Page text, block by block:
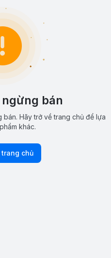
bán
bán. Hãy trở về trang chủ để lựa
khác.
trang chủ